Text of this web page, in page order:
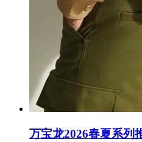
万宝龙2026春夏系列